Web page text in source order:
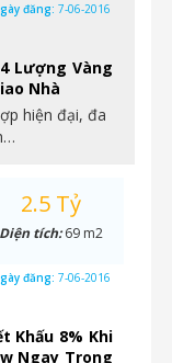
Lượng Vàng
Nhà
hiện đại, đa
đăng: 7-06-2016
Khấu 8% Khi
Ngay Trong
2.5 Tỷ
Diện tích:69 m2
đăng: 7-06-2016